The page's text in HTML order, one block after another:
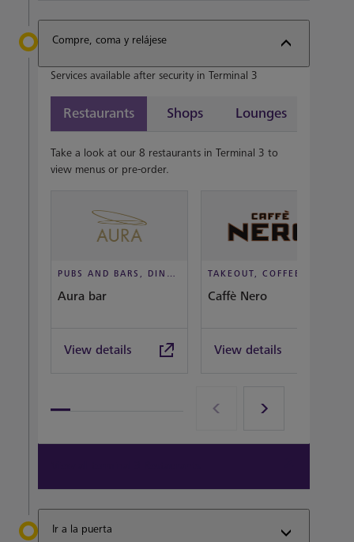
Compre, coma y relájese
Services available after security in Terminal 3
Restaurants Shops Lounges
Take a look at our 8 restaurants in Terminal 3 to
view menus or pre-order.
PUBS AND BARS, DINE IN STYLE
Aura bar
View details
Caffè Nero
View details
Ir a la puerta